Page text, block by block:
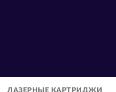
ЛАЗЕРНЫЕ КАРТРИДЖИ